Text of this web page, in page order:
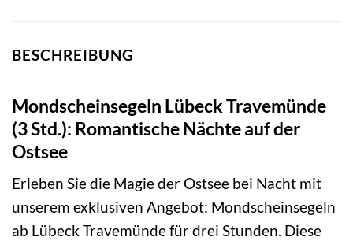
BESCHREIBUNG
Mondscheinsegeln Lübeck Travemünde
(3 Std.): Romantische Nächte auf der
Ostsee
Erleben Sie die Magie der Ostsee bei Nacht mit
unserem exklusiven Angebot: Mondscheinsegeln
ab Lübeck Travemünde für drei Stunden. Diese